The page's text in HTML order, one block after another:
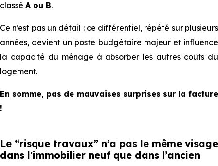
classé A ou B.
Ce n’est pas un détail : ce différentiel, répété sur plusieurs
années, devient un poste budgétaire majeur et influence
la capacité du ménage à absorber les autres coûts du
logement.
En somme, pas de mauvaises surprises sur la facture
!
Le “risque travaux” n’a pas le même visage
dans l'immobilier neuf que dans l’ancien